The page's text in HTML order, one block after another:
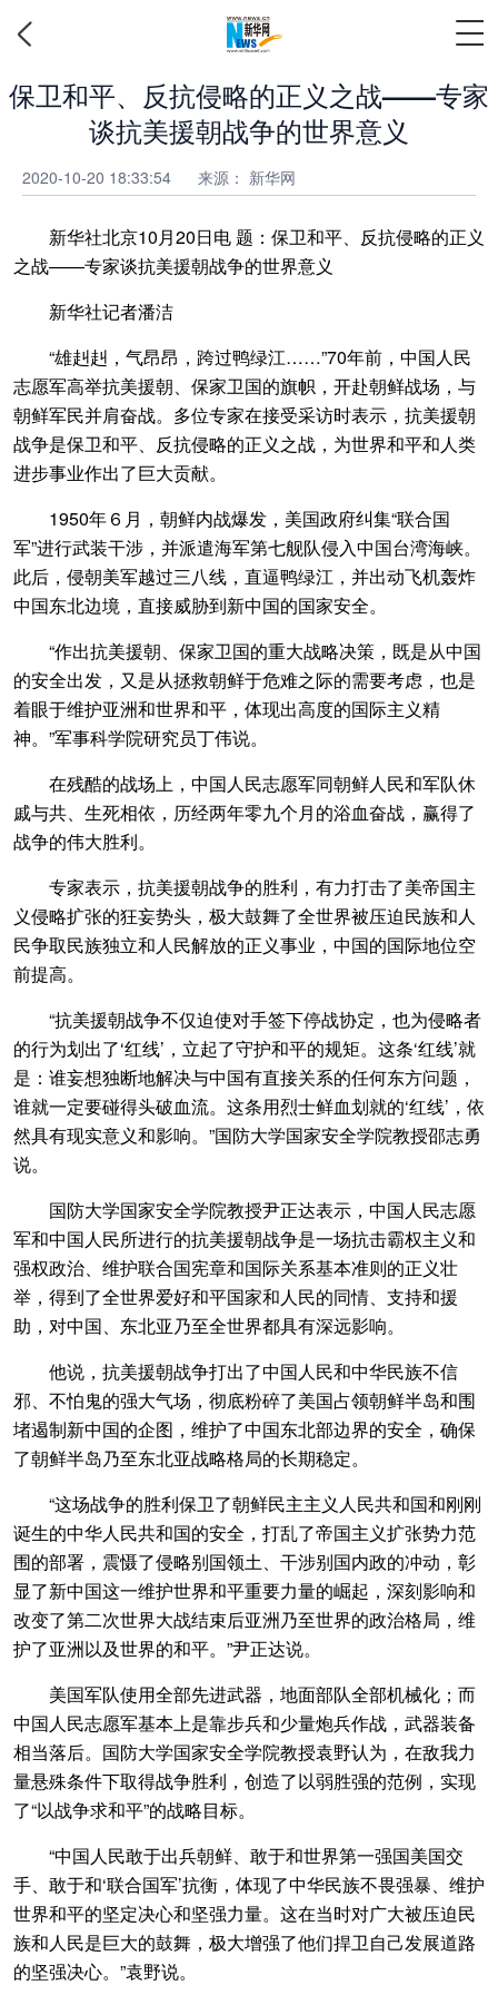
保卫和平、反抗侵略的正义之战——专家
谈抗美援朝战争的世界意义
2020-10-20 18:33:54 来源： 新华网
新华社北京10月20日电 题：保卫和平、反抗侵略的正义
之战——专家谈抗美援朝战争的世界意义
新华社记者潘洁
“雄赳赳，气昂昂，跨过鸭绿江……”70年前，中国人民
志愿军高举抗美援朝、保家卫国的旗帜，开赴朝鲜战场，与
朝鲜军民并肩奋战。多位专家在接受采访时表示，抗美援朝
战争是保卫和平、反抗侵略的正义之战，为世界和平和人类
进步事业作出了巨大贡献。
1950年６月，朝鲜内战爆发，美国政府纠集“联合国
军”进行武装干涉，并派遣海军第七舰队侵入中国台湾海峡。
此后，侵朝美军越过三八线，直逼鸭绿江，并出动飞机轰炸
中国东北边境，直接威胁到新中国的国家安全。
“作出抗美援朝、保家卫国的重大战略决策，既是从中国
的安全出发，又是从拯救朝鲜于危难之际的需要考虑，也是
着眼于维护亚洲和世界和平，体现出高度的国际主义精
神。”军事科学院研究员丁伟说。
在残酷的战场上，中国人民志愿军同朝鲜人民和军队休
戚与共、生死相依，历经两年零九个月的浴血奋战，赢得了
战争的伟大胜利。
专家表示，抗美援朝战争的胜利，有力打击了美帝国主
义侵略扩张的狂妄势头，极大鼓舞了全世界被压迫民族和人
民争取民族独立和人民解放的正义事业，中国的国际地位空
前提高。
“抗美援朝战争不仅迫使对手签下停战协定，也为侵略者
的行为划出了‘红线’，立起了守护和平的规矩。这条‘红线’就
是：谁妄想独断地解决与中国有直接关系的任何东方问题，
谁就一定要碰得头破血流。这条用烈士鲜血划就的‘红线’，依
然具有现实意义和影响。”国防大学国家安全学院教授邵志勇
说。
国防大学国家安全学院教授尹正达表示，中国人民志愿
军和中国人民所进行的抗美援朝战争是一场抗击霸权主义和
强权政治、维护联合国宪章和国际关系基本准则的正义壮
举，得到了全世界爱好和平国家和人民的同情、支持和援
助，对中国、东北亚乃至全世界都具有深远影响。
他说，抗美援朝战争打出了中国人民和中华民族不信
邪、不怕鬼的强大气场，彻底粉碎了美国占领朝鲜半岛和围
堵遏制新中国的企图，维护了中国东北部边界的安全，确保
了朝鲜半岛乃至东北亚战略格局的长期稳定。
“这场战争的胜利保卫了朝鲜民主主义人民共和国和刚刚
诞生的中华人民共和国的安全，打乱了帝国主义扩张势力范
围的部署，震慑了侵略别国领土、干涉别国内政的冲动，彰
显了新中国这一维护世界和平重要力量的崛起，深刻影响和
改变了第二次世界大战结束后亚洲乃至世界的政治格局，维
护了亚洲以及世界的和平。”尹正达说。
美国军队使用全部先进武器，地面部队全部机械化；而
中国人民志愿军基本上是靠步兵和少量炮兵作战，武器装备
相当落后。国防大学国家安全学院教授袁野认为，在敌我力
量悬殊条件下取得战争胜利，创造了以弱胜强的范例，实现
了“以战争求和平”的战略目标。
“中国人民敢于出兵朝鲜、敢于和世界第一强国美国交
手、敢于和‘联合国军’抗衡，体现了中华民族不畏强暴、维护
世界和平的坚定决心和坚强力量。这在当时对广大被压迫民
族和人民是巨大的鼓舞，极大增强了他们捍卫自己发展道路
的坚强决心。”袁野说。